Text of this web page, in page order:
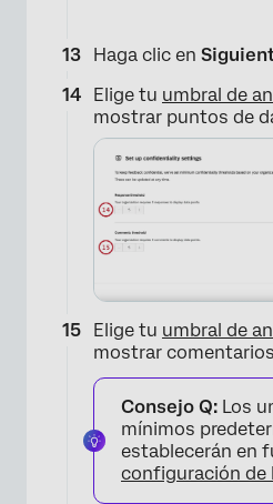
Haga clic en
Elige tu umbral de
mostrar puntos de
Elige tu umbral de
mostrar
Consejo Q: Los
mínimos
establecerán en
configuración de